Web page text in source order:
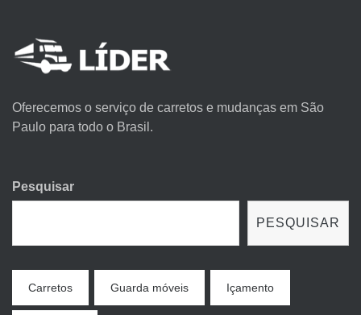
Oferecemos o serviço de carretos e mudanças em São
Paulo para todo o Brasil.
Pesquisar
PESQUISAR
Carretos Guarda móveis Içamento